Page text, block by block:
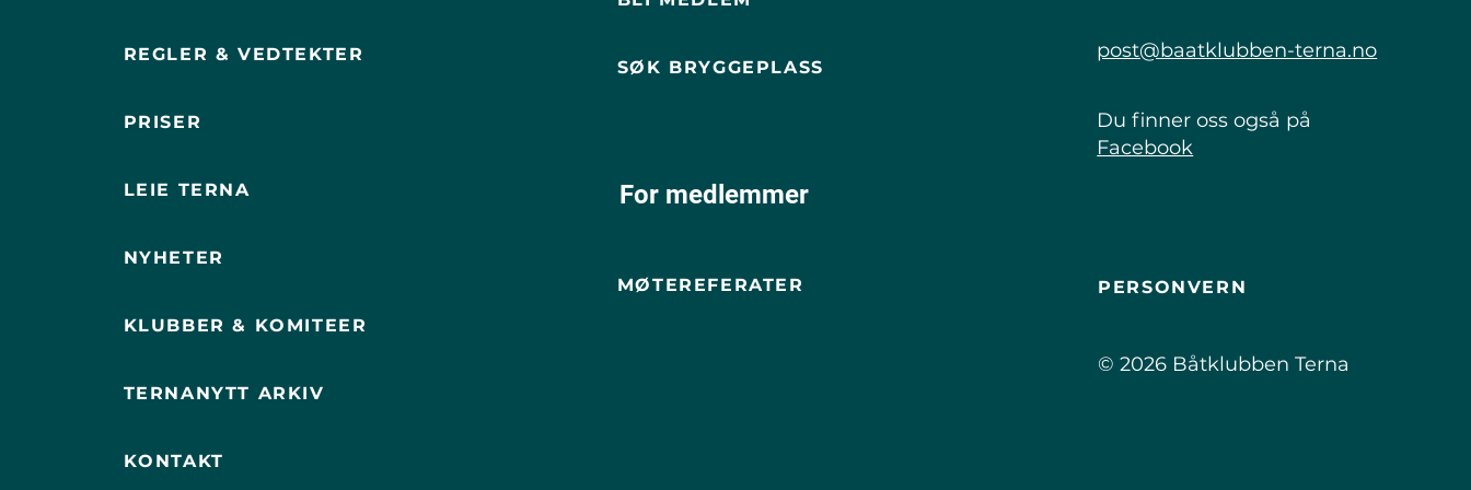
REGLER & VEDTEKTER
PRISER
LEIE TERNA
NYHETER
KLUBBER & KOMITEER
TERNANYTT ARKIV
KONTAKT
SØK BRYGGEPLASS
For medlemmer
MØTEREFERATER
post@baatklubben-terna.no
Du finner oss også på
Facebook
PERSONVERN
© 2026 Båtklubben Terna